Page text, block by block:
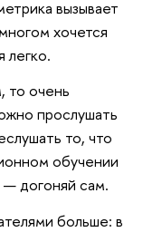
вызывает
хочется
легко.
то очень
прослушать
то, что
обучении
догоняй сам.
больше: в